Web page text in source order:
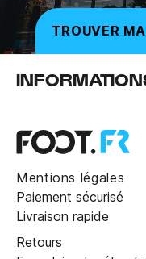
TROUVER
Mentions légales
Paiement sécurisé
Livraison rapide
Retours